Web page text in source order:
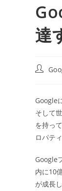
達
投
Google
そして
を持っ
ロパテ
Google
内に10
が成長